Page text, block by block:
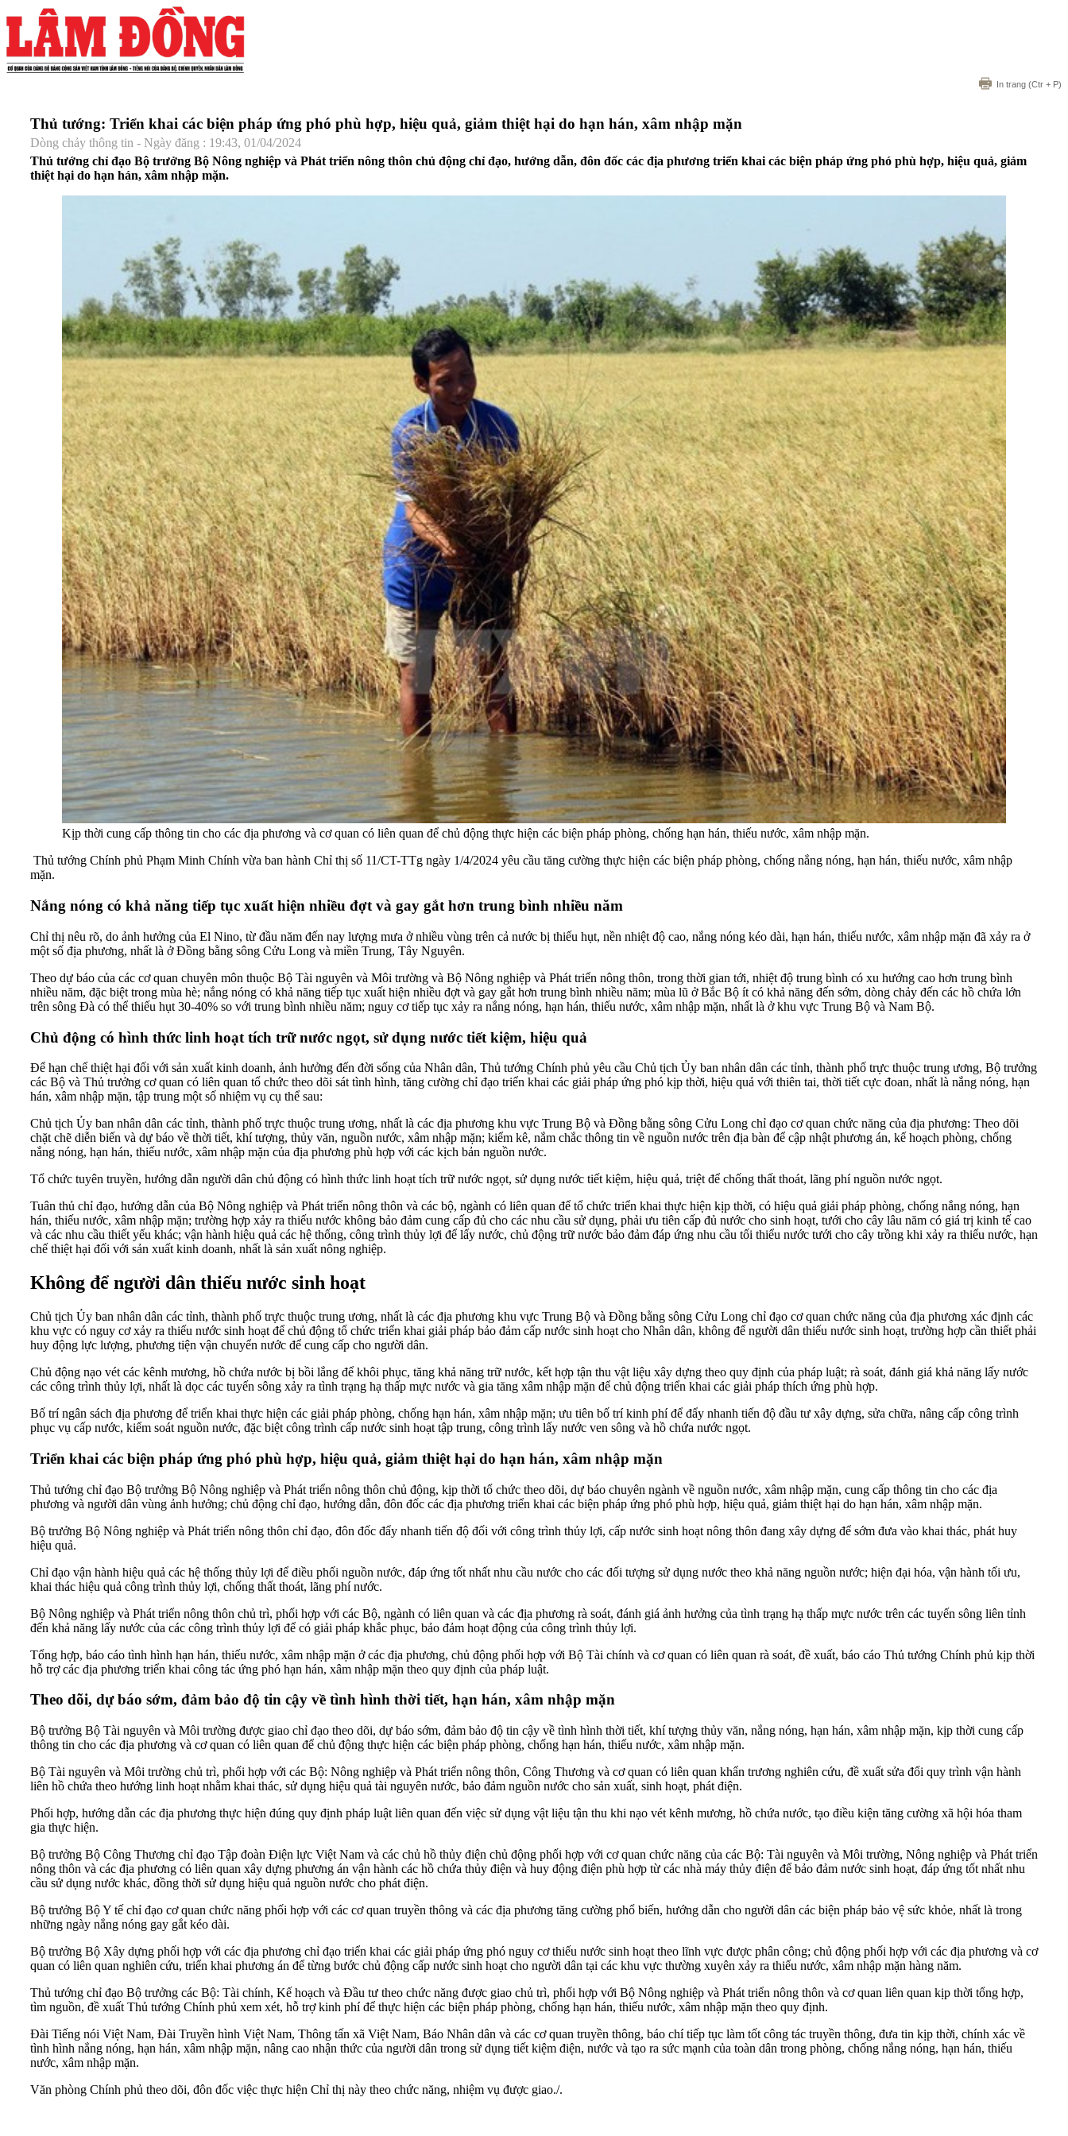
In trang (Ctr + P)
Thủ tướng: Triển khai các biện pháp ứng phó phù hợp, hiệu quả, giảm thiệt hại do hạn hán, xâm nhập mặn
Dòng chảy thông tin - Ngày đăng : 19:43, 01/04/2024
Thủ tướng chỉ đạo Bộ trưởng Bộ Nông nghiệp và Phát triển nông thôn chủ động chỉ đạo, hướng dẫn, đôn đốc các địa phương triển khai các biện pháp ứng phó phù hợp, hiệu quả, giảm
thiệt hại do hạn hán, xâm nhập mặn.
Kịp thời cung cấp thông tin cho các địa phương và cơ quan có liên quan để chủ động thực hiện các biện pháp phòng, chống hạn hán, thiếu nước, xâm nhập mặn.
Thủ tướng Chính phủ Phạm Minh Chính vừa ban hành Chỉ thị số 11/CT-TTg ngày 1/4/2024 yêu cầu tăng cường thực hiện các biện pháp phòng, chống nắng nóng, hạn hán, thiếu nước, xâm nhập
mặn.
Nắng nóng có khả năng tiếp tục xuất hiện nhiều đợt và gay gắt hơn trung bình nhiều năm
Chỉ thị nêu rõ, do ảnh hưởng của El Nino, từ đầu năm đến nay lượng mưa ở nhiều vùng trên cả nước bị thiếu hụt, nền nhiệt độ cao, nắng nóng kéo dài, hạn hán, thiếu nước, xâm nhập mặn đã xảy ra ở
một số địa phương, nhất là ở Đồng bằng sông Cửu Long và miền Trung, Tây Nguyên.
Theo dự báo của các cơ quan chuyên môn thuộc Bộ Tài nguyên và Môi trường và Bộ Nông nghiệp và Phát triển nông thôn, trong thời gian tới, nhiệt độ trung bình có xu hướng cao hơn trung bình
nhiều năm, đặc biệt trong mùa hè; nắng nóng có khả năng tiếp tục xuất hiện nhiều đợt và gay gắt hơn trung bình nhiều năm; mùa lũ ở Bắc Bộ ít có khả năng đến sớm, dòng chảy đến các hồ chứa lớn
trên sông Đà có thể thiếu hụt 30-40% so với trung bình nhiều năm; nguy cơ tiếp tục xảy ra nắng nóng, hạn hán, thiếu nước, xâm nhập mặn, nhất là ở khu vực Trung Bộ và Nam Bộ.
Chủ động có hình thức linh hoạt tích trữ nước ngọt, sử dụng nước tiết kiệm, hiệu quả
Để hạn chế thiệt hại đối với sản xuất kinh doanh, ảnh hưởng đến đời sống của Nhân dân, Thủ tướng Chính phủ yêu cầu Chủ tịch Ủy ban nhân dân các tỉnh, thành phố trực thuộc trung ương, Bộ trưởng
các Bộ và Thủ trưởng cơ quan có liên quan tổ chức theo dõi sát tình hình, tăng cường chỉ đạo triển khai các giải pháp ứng phó kịp thời, hiệu quả với thiên tai, thời tiết cực đoan, nhất là nắng nóng, hạn
hán, xâm nhập mặn, tập trung một số nhiệm vụ cụ thể sau:
Chủ tịch Ủy ban nhân dân các tỉnh, thành phố trực thuộc trung ương, nhất là các địa phương khu vực Trung Bộ và Đồng bằng sông Cửu Long chỉ đạo cơ quan chức năng của địa phương: Theo dõi
chặt chẽ diễn biến và dự báo về thời tiết, khí tượng, thủy văn, nguồn nước, xâm nhập mặn; kiểm kê, nắm chắc thông tin về nguồn nước trên địa bàn để cập nhật phương án, kế hoạch phòng, chống
nắng nóng, hạn hán, thiếu nước, xâm nhập mặn của địa phương phù hợp với các kịch bản nguồn nước.
Tổ chức tuyên truyền, hướng dẫn người dân chủ động có hình thức linh hoạt tích trữ nước ngọt, sử dụng nước tiết kiệm, hiệu quả, triệt để chống thất thoát, lãng phí nguồn nước ngọt.
Tuân thủ chỉ đạo, hướng dẫn của Bộ Nông nghiệp và Phát triển nông thôn và các bộ, ngành có liên quan để tổ chức triển khai thực hiện kịp thời, có hiệu quả giải pháp phòng, chống nắng nóng, hạn
hán, thiếu nước, xâm nhập mặn; trường hợp xảy ra thiếu nước không bảo đảm cung cấp đủ cho các nhu cầu sử dụng, phải ưu tiên cấp đủ nước cho sinh hoạt, tưới cho cây lâu năm có giá trị kinh tế cao
và các nhu cầu thiết yếu khác; vận hành hiệu quả các hệ thống, công trình thủy lợi để lấy nước, chủ động trữ nước bảo đảm đáp ứng nhu cầu tối thiểu nước tưới cho cây trồng khi xảy ra thiếu nước, hạn
chế thiệt hại đối với sản xuất kinh doanh, nhất là sản xuất nông nghiệp.
Không để người dân thiếu nước sinh hoạt
Chủ tịch Ủy ban nhân dân các tỉnh, thành phố trực thuộc trung ương, nhất là các địa phương khu vực Trung Bộ và Đồng bằng sông Cửu Long chỉ đạo cơ quan chức năng của địa phương xác định các
khu vực có nguy cơ xảy ra thiếu nước sinh hoạt để chủ động tổ chức triển khai giải pháp bảo đảm cấp nước sinh hoạt cho Nhân dân, không để người dân thiếu nước sinh hoạt, trường hợp cần thiết phải
huy động lực lượng, phương tiện vận chuyển nước để cung cấp cho người dân.
Chủ động nạo vét các kênh mương, hồ chứa nước bị bồi lắng để khôi phục, tăng khả năng trữ nước, kết hợp tận thu vật liệu xây dựng theo quy định của pháp luật; rà soát, đánh giá khả năng lấy nước
các công trình thủy lợi, nhất là dọc các tuyến sông xảy ra tình trạng hạ thấp mực nước và gia tăng xâm nhập mặn để chủ động triển khai các giải pháp thích ứng phù hợp.
Bố trí ngân sách địa phương để triển khai thực hiện các giải pháp phòng, chống hạn hán, xâm nhập mặn; ưu tiên bố trí kinh phí để đẩy nhanh tiến độ đầu tư xây dựng, sửa chữa, nâng cấp công trình
phục vụ cấp nước, kiểm soát nguồn nước, đặc biệt công trình cấp nước sinh hoạt tập trung, công trình lấy nước ven sông và hồ chứa nước ngọt.
Triển khai các biện pháp ứng phó phù hợp, hiệu quả, giảm thiệt hại do hạn hán, xâm nhập mặn
Thủ tướng chỉ đạo Bộ trưởng Bộ Nông nghiệp và Phát triển nông thôn chủ động, kịp thời tổ chức theo dõi, dự báo chuyên ngành về nguồn nước, xâm nhập mặn, cung cấp thông tin cho các địa
phương và người dân vùng ảnh hưởng; chủ động chỉ đạo, hướng dẫn, đôn đốc các địa phương triển khai các biện pháp ứng phó phù hợp, hiệu quả, giảm thiệt hại do hạn hán, xâm nhập mặn.
Bộ trưởng Bộ Nông nghiệp và Phát triển nông thôn chỉ đạo, đôn đốc đẩy nhanh tiến độ đối với công trình thủy lợi, cấp nước sinh hoạt nông thôn đang xây dựng để sớm đưa vào khai thác, phát huy
hiệu quả.
Chỉ đạo vận hành hiệu quả các hệ thống thủy lợi để điều phối nguồn nước, đáp ứng tốt nhất nhu cầu nước cho các đối tượng sử dụng nước theo khả năng nguồn nước; hiện đại hóa, vận hành tối ưu,
khai thác hiệu quả công trình thủy lợi, chống thất thoát, lãng phí nước.
Bộ Nông nghiệp và Phát triển nông thôn chủ trì, phối hợp với các Bộ, ngành có liên quan và các địa phương rà soát, đánh giá ảnh hưởng của tình trạng hạ thấp mực nước trên các tuyến sông liên tỉnh
đến khả năng lấy nước của các công trình thủy lợi để có giải pháp khắc phục, bảo đảm hoạt động của công trình thủy lợi.
Tổng hợp, báo cáo tình hình hạn hán, thiếu nước, xâm nhập mặn ở các địa phương, chủ động phối hợp với Bộ Tài chính và cơ quan có liên quan rà soát, đề xuất, báo cáo Thủ tướng Chính phủ kịp thời
hỗ trợ các địa phương triển khai công tác ứng phó hạn hán, xâm nhập mặn theo quy định của pháp luật.
Theo dõi, dự báo sớm, đảm bảo độ tin cậy về tình hình thời tiết, hạn hán, xâm nhập mặn
Bộ trưởng Bộ Tài nguyên và Môi trường được giao chỉ đạo theo dõi, dự báo sớm, đảm bảo độ tin cậy về tình hình thời tiết, khí tượng thủy văn, nắng nóng, hạn hán, xâm nhập mặn, kịp thời cung cấp
thông tin cho các địa phương và cơ quan có liên quan để chủ động thực hiện các biện pháp phòng, chống hạn hán, thiếu nước, xâm nhập mặn.
Bộ Tài nguyên và Môi trường chủ trì, phối hợp với các Bộ: Nông nghiệp và Phát triển nông thôn, Công Thương và cơ quan có liên quan khẩn trương nghiên cứu, đề xuất sửa đổi quy trình vận hành
liên hồ chứa theo hướng linh hoạt nhằm khai thác, sử dụng hiệu quả tài nguyên nước, bảo đảm nguồn nước cho sản xuất, sinh hoạt, phát điện.
Phối hợp, hướng dẫn các địa phương thực hiện đúng quy định pháp luật liên quan đến việc sử dụng vật liệu tận thu khi nạo vét kênh mương, hồ chứa nước, tạo điều kiện tăng cường xã hội hóa tham
gia thực hiện.
Bộ trưởng Bộ Công Thương chỉ đạo Tập đoàn Điện lực Việt Nam và các chủ hồ thủy điện chủ động phối hợp với cơ quan chức năng của các Bộ: Tài nguyên và Môi trường, Nông nghiệp và Phát triển
nông thôn và các địa phương có liên quan xây dựng phương án vận hành các hồ chứa thủy điện và huy động điện phù hợp từ các nhà máy thủy điện để bảo đảm nước sinh hoạt, đáp ứng tốt nhất nhu
cầu sử dụng nước khác, đồng thời sử dụng hiệu quả nguồn nước cho phát điện.
Bộ trưởng Bộ Y tế chỉ đạo cơ quan chức năng phối hợp với các cơ quan truyền thông và các địa phương tăng cường phổ biến, hướng dẫn cho người dân các biện pháp bảo vệ sức khỏe, nhất là trong
những ngày nắng nóng gay gắt kéo dài.
Bộ trưởng Bộ Xây dựng phối hợp với các địa phương chỉ đạo triển khai các giải pháp ứng phó nguy cơ thiếu nước sinh hoạt theo lĩnh vực được phân công; chủ động phối hợp với các địa phương và cơ
quan có liên quan nghiên cứu, triển khai phương án để từng bước chủ động cấp nước sinh hoạt cho người dân tại các khu vực thường xuyên xảy ra thiếu nước, xâm nhập mặn hàng năm.
Thủ tướng chỉ đạo Bộ trưởng các Bộ: Tài chính, Kế hoạch và Đầu tư theo chức năng được giao chủ trì, phối hợp với Bộ Nông nghiệp và Phát triển nông thôn và cơ quan liên quan kịp thời tổng hợp,
tìm nguồn, đề xuất Thủ tướng Chính phủ xem xét, hỗ trợ kinh phí để thực hiện các biện pháp phòng, chống hạn hán, thiếu nước, xâm nhập mặn theo quy định.
Đài Tiếng nói Việt Nam, Đài Truyền hình Việt Nam, Thông tấn xã Việt Nam, Báo Nhân dân và các cơ quan truyền thông, báo chí tiếp tục làm tốt công tác truyền thông, đưa tin kịp thời, chính xác về
tình hình nắng nóng, hạn hán, xâm nhập mặn, nâng cao nhận thức của người dân trong sử dụng tiết kiệm điện, nước và tạo ra sức mạnh của toàn dân trong phòng, chống nắng nóng, hạn hán, thiếu
nước, xâm nhập mặn.
Văn phòng Chính phủ theo dõi, đôn đốc việc thực hiện Chỉ thị này theo chức năng, nhiệm vụ được giao./.